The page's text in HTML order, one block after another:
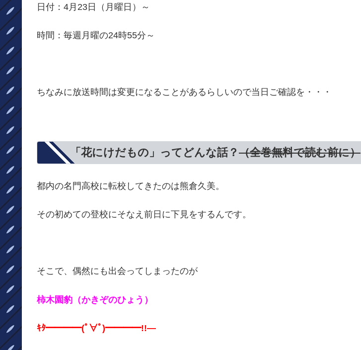
日付：4月23日（月曜日）～
時間：毎週月曜の24時55分～
ちなみに放送時間は変更になることがあるらしいので当日ご確認を・・・
「花にけだもの」ってどんな話？ （全巻無料で読む前に）
都内の名門高校に転校してきたのは熊倉久美。
その初めての登校にそなえ前日に下見をするんです。
そこで、偶然にも出会ってしまったのが
柿木園豹（かきぞのひょう）
ｷﾀ━━━━(ﾟ∀ﾟ)━━━━!!―